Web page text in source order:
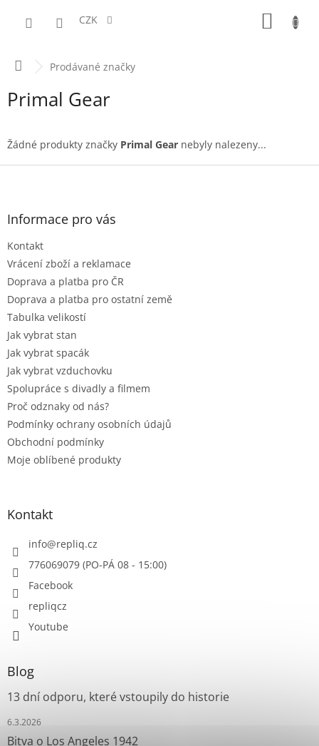
CZK
DomůProdávané značky
Primal Gear
Žádné produkty značky Primal Gear nebyly nalezeny...
Z
Informace pro vás
Kontakt
Vrácení zboží a reklamace
Doprava a platba pro ČR
Doprava a platba pro ostatní země
Tabulka velikostí
Jak vybrat stan
Jak vybrat spacák
Jak vybrat vzduchovku
Spolupráce s divadly a filmem
Proč odznaky od nás?
Podmínky ochrany osobních údajů
Obchodní podmínky
Moje oblíbené produkty
Kontakt
info@repliq.cz
776069079 (PO-PÁ 08 - 15:00)
Facebook
repliqcz
Youtube
Blog
13 dní odporu, které vstoupily do historie
6.3.2026
Bitva o Los Angeles 1942